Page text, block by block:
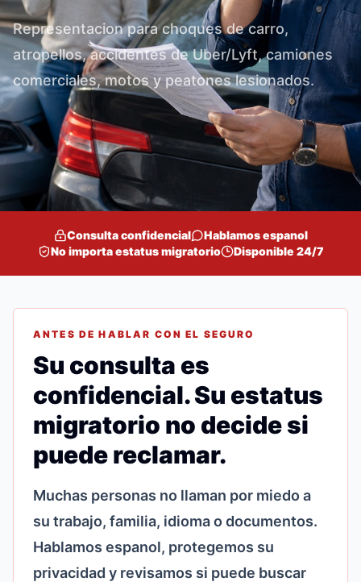
Representacion para choques de carro,
atropellos, accidentes de Uber/Lyft, camiones
comerciales, motos y peatones lesionados.
Consulta confidencial
Hablamos espanol
No importa estatus migratorio
Disponible 24/7
ANTES DE HABLAR CON EL SEGURO
Su consulta es
confidencial. Su estatus
migratorio no decide si
puede reclamar.
Muchas personas no llaman por miedo a
su trabajo, familia, idioma o documentos.
Hablamos espanol, protegemos su
privacidad y revisamos si puede buscar